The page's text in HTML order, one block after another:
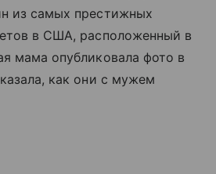
из самых престижных
в США, расположенный в
мама опубликовала фото в
как они с мужем